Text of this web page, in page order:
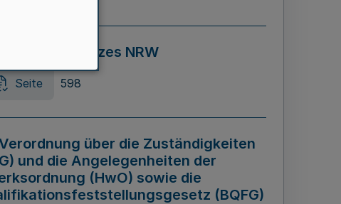
Gesetzes NRW
Seite 598
über die Zuständigkeiten
und die Angelegenheiten der
(HwO) sowie die
(BQFG)